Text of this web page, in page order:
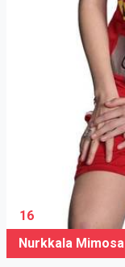
16
Nurkkala Mimosa